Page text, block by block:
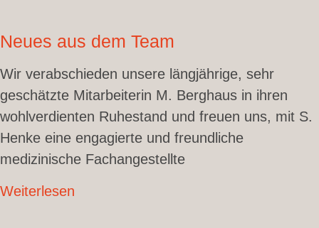
Neues aus dem Team
Wir verabschieden unsere längjährige, sehr
geschätzte Mitarbeiterin M. Berghaus in ihren
wohlverdienten Ruhestand und freuen uns, mit S.
Henke eine engagierte und freundliche
medizinische Fachangestellte
Weiterlesen